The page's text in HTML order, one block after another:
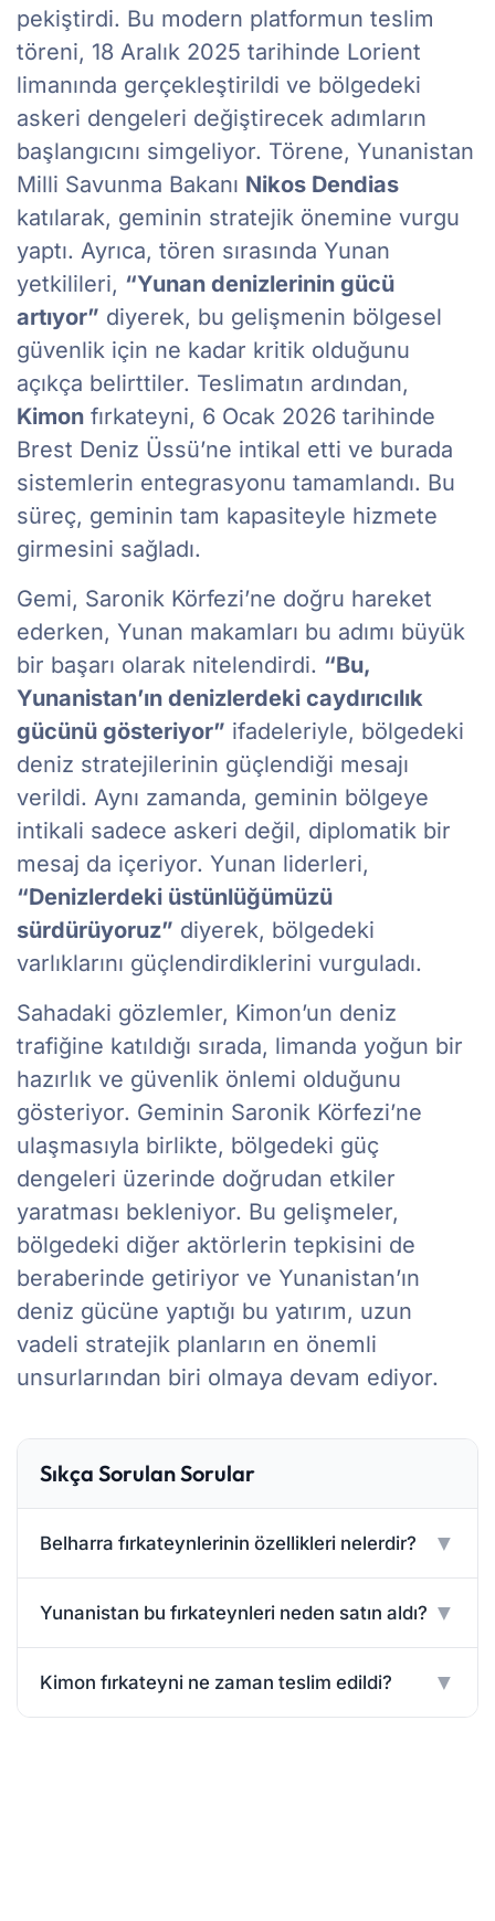
pekiştirdi. Bu modern platformun teslim
töreni, 18 Aralık 2025 tarihinde Lorient
limanında gerçekleştirildi ve bölgedeki
askeri dengeleri değiştirecek adımların
başlangıcını simgeliyor. Törene, Yunanistan
Milli Savunma Bakanı Nikos Dendias
katılarak, geminin stratejik önemine vurgu
yaptı. Ayrıca, tören sırasında Yunan
yetkilileri, “Yunan denizlerinin gücü
artıyor” diyerek, bu gelişmenin bölgesel
güvenlik için ne kadar kritik olduğunu
açıkça belirttiler. Teslimatın ardından,
Kimon fırkateyni, 6 Ocak 2026 tarihinde
Brest Deniz Üssü’ne intikal etti ve burada
sistemlerin entegrasyonu tamamlandı. Bu
süreç, geminin tam kapasiteyle hizmete
girmesini sağladı.
Gemi, Saronik Körfezi’ne doğru hareket
ederken, Yunan makamları bu adımı büyük
bir başarı olarak nitelendirdi. “Bu,
Yunanistan’ın denizlerdeki caydırıcılık
gücünü gösteriyor” ifadeleriyle, bölgedeki
deniz stratejilerinin güçlendiği mesajı
verildi. Aynı zamanda, geminin bölgeye
intikali sadece askeri değil, diplomatik bir
mesaj da içeriyor. Yunan liderleri,
“Denizlerdeki üstünlüğümüzü
sürdürüyoruz” diyerek, bölgedeki
varlıklarını güçlendirdiklerini vurguladı.
Sahadaki gözlemler, Kimon’un deniz
trafiğine katıldığı sırada, limanda yoğun bir
hazırlık ve güvenlik önlemi olduğunu
gösteriyor. Geminin Saronik Körfezi’ne
ulaşmasıyla birlikte, bölgedeki güç
dengeleri üzerinde doğrudan etkiler
yaratması bekleniyor. Bu gelişmeler,
bölgedeki diğer aktörlerin tepkisini de
beraberinde getiriyor ve Yunanistan’ın
deniz gücüne yaptığı bu yatırım, uzun
vadeli stratejik planların en önemli
unsurlarından biri olmaya devam ediyor.
Sıkça Sorulan Sorular
Belharra fırkateynlerinin özellikleri nelerdir? ▼
Yunanistan bu fırkateynleri neden satın aldı? ▼
Kimon fırkateyni ne zaman teslim edildi? ▼